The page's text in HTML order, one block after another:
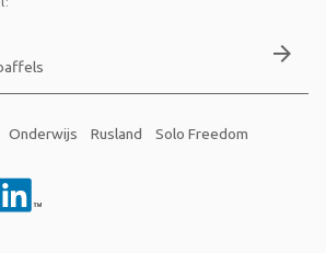
arrow_forward
Onderwijs Rusland Solo Freedom